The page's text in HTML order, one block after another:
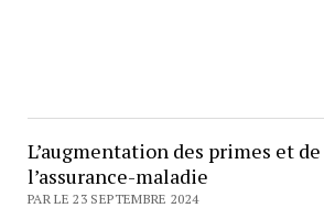
L’augmentation des primes et
l’assurance-maladie
PAR LE 23 SEPTEMBRE 2024